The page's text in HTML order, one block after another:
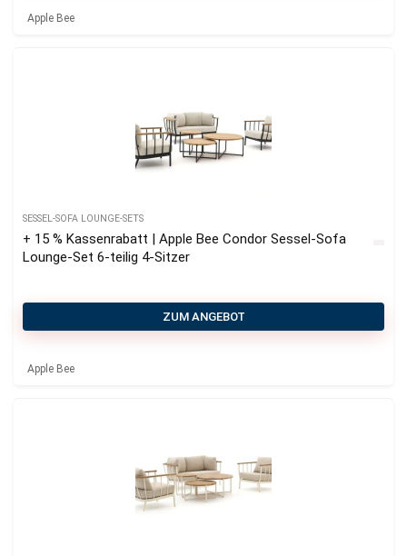
Apple Bee
SESSEL-SOFA LOUNGE-SETS
+ 15 % Kassenrabatt | Apple Bee Condor Sessel-Sofa
Lounge-Set 6-teilig 4-Sitzer
ZUM ANGEBOT
Apple Bee